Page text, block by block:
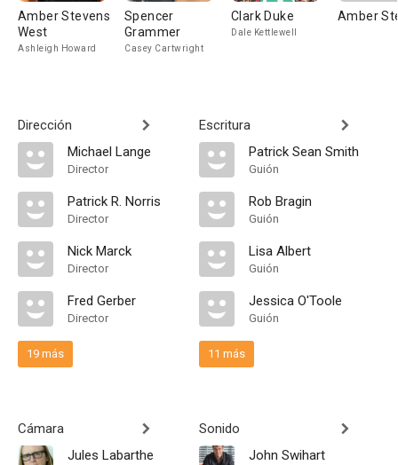
Amber Stevens
West
Ashleigh Howard
Spencer
Grammer
Casey Cartwright
Clark Duke
Dale Kettlewell
Amber
Dirección
Michael Lange
Director
Patrick R. Norris
Director
Nick Marck
Director
Fred Gerber
Director
19 más
Cámara
Jules Labarthe
Escritura
Patrick Sean Smith
Guión
Rob Bragin
Guión
Lisa Albert
Guión
Jessica O'Toole
Guión
11 más
Sonido
John Swihart